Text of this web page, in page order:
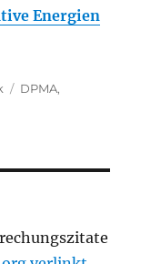
Energien
Tags
DPMA,